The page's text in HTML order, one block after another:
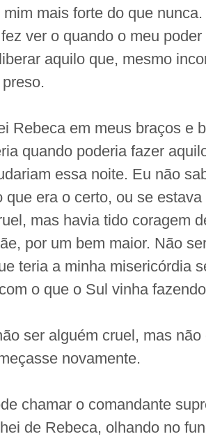
mim mais forte do que
ver o quando o meu
aquilo que, mesmo
Rebeca em meus braços e
quando poderia fazer
essa noite. Eu não
que era o certo, ou se
mas havia tido coragem
por um bem maior. Não
teria a minha misericórdia
o que o Sul vinha
ser alguém cruel, mas
novamente.
chamar o comandante
de Rebeca, olhando no